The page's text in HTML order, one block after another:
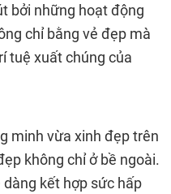
bởi những hoạt động
chỉ bằng vẻ đẹp mà
tuệ xuất chúng của
minh vừa xinh đẹp trên
không chỉ ở bề ngoài.
kết hợp sức hấp